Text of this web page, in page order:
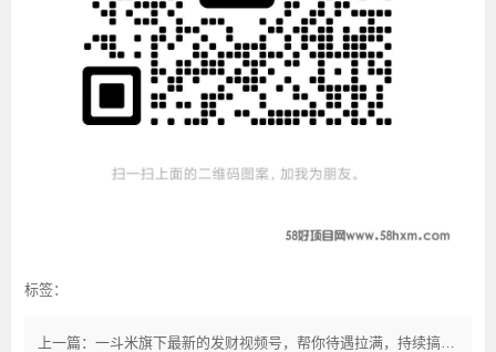
标签：
上一篇：一斗米旗下最新的发财视频号，帮你待遇拉满，持续搞推广